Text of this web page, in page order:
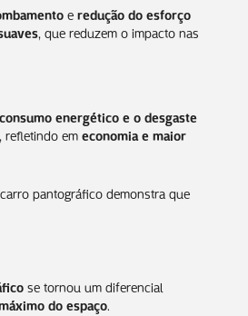
eredução do esforço
, que reduzem o impacto nas
energético e o desgaste
refletindo emeconomia e maior
pantográfico demonstra que
se tornou um diferencial
do espaço.